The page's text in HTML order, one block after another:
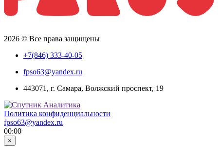
2026 © Все права защищены
+7(846) 333-40-05
fpso63@yandex.ru
443071, г. Самара, Волжский проспект, 19
Политика конфиденциальности
fpso63@yandex.ru
00:00
×